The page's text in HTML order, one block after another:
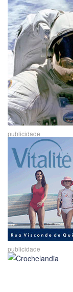
publicidade
publicidade